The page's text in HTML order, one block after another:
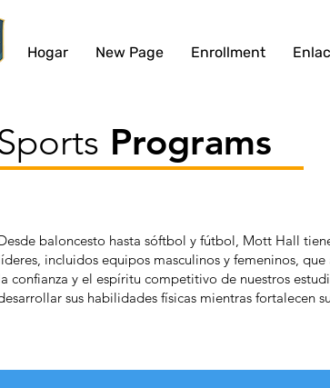
Hogar New Page Enrollment
Programs
baloncesto hasta sóftbol y fútbol, Mott Hall
incluidos equipos masculinos y femeninos,
confianza y el espíritu competitivo de nuestros
sus habilidades físicas mientras fortalecen